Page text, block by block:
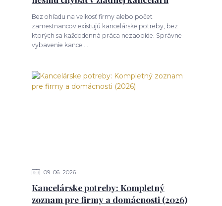
Bez ohľadu na veľkosť firmy alebo počet
zamestnancov existujú kancelárske potreby, bez
ktorých sa každodenná práca nezaobíde. Správne
vybavenie kancel...
09 06 2026
Kancelárske potreby: Kompletný
zoznam pre firmy a domácnosti (2026)